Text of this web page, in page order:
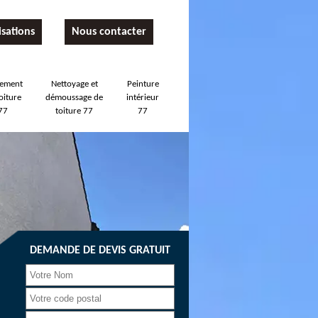
Nous contacter
Nettoyage et
démoussage de
toiture 77
Peinture
intérieur
77
DEMANDE DE DEVIS GRATUIT